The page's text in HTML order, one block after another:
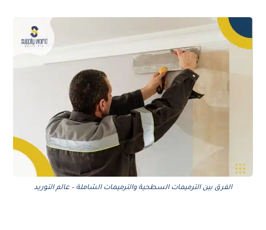
الفرق بين الترميمات السطحية والترميمات الشاملة – عالم التوريد